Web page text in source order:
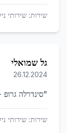
שירות: שירותי
גל שמואלי
26.12.2024
"סינדרלה
שירות: שירותי